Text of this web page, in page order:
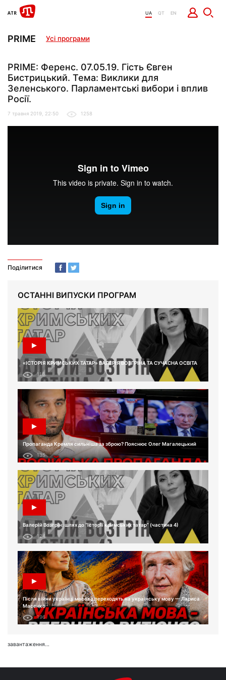
UA QT EN
PRIME Усі програми
PRIME: Ференс. 07.05.19. Гість Євген
Бистрицький. Тема: Виклики для
Зеленського. Парламентські вибори і вплив
Росії.
7 травня 2019, 22:50 1258
Поділитися
ОСТАННІ ВИПУСКИ ПРОГРАМ
«ІСТОРІЯ КРИМСЬКИХ ТАТАР» ВАЛЕРІЯ ВОЗГРІНА ТА СУЧАСНА ОСВІТА
116
Пропаганда Кремля сильніша за зброю? Пояснює Олег Магалецький
135
Валерій Возгрін: шлях до “Історії кримських татар” (частина 4)
124
Після війни українці масово переходять на українську мову — Лариса
Масенко
196
завантаження...